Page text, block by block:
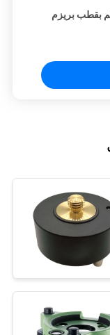
بقطب بريزم